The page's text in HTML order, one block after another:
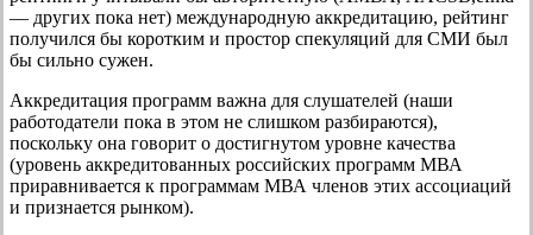
— других пока нет) международную аккредитацию, рейтинг
получился бы коротким и простор спекуляций для СМИ был
бы сильно сужен.
Аккредитация программ важна для слушателей (наши
работодатели пока в этом не слишком разбираются),
поскольку она говорит о достигнутом уровне качества
(уровень аккредитованных российских программ МВА
приравнивается к программам МВА членов этих ассоциаций
и признается рынком).